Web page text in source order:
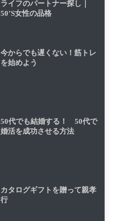
ライフのパートナー探し｜
50’S女性の品格
今からでも遅くない！筋トレ
を始めよう
50代でも結婚する！ 50代で
婚活を成功させる方法
カタログギフトを贈って親孝
行